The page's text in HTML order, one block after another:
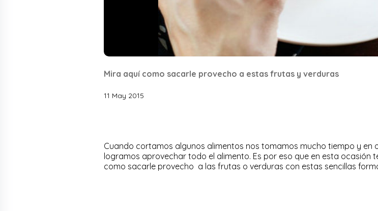
Mira aquí como sacarle provecho a estas frutas y verduras
11 May 2015
Cuando cortamos algunos alimentos nos tomamos mucho tiempo y en
logramos aprovechar todo el alimento. Es por eso que en esta ocasión
como sacarle provecho a las frutas o verduras con estas sencillas